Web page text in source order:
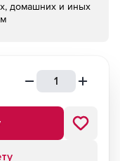
домашних и иных